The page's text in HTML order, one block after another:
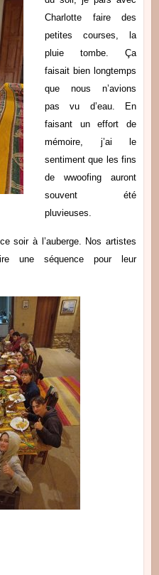
Charlotte faire des
petites courses, la
pluie tombe. Ça
faisait bien longtemps
que nous n’avions
pas vu d’eau. En
faisant un effort de
mémoire, j’ai le
sentiment que les fins
de wwoofing auront
souvent été
pluvieuses.
soir à l’auberge. Nos artistes
une séquence pour leur